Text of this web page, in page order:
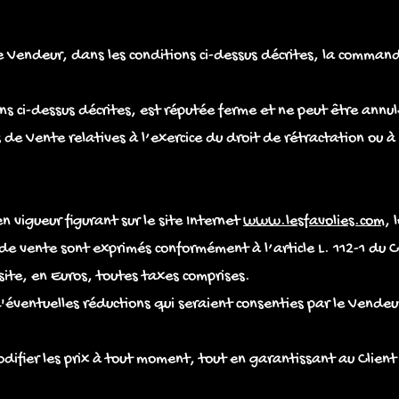
Vendeur, dans les conditions ci-dessus décrites, la
ci-dessus décrites, est réputée ferme et ne peut être
Vente relatives à l’exercice du droit de rétractation ou à
vigueur figurant sur le site Internetwww.lesfavolies.com,
vente sont exprimés conformément à l’article L. 112-1 du
en Euros, toutes taxes comprises.
réductions qui seraient consenties par le
les prix à tout moment, tout en garantissant au